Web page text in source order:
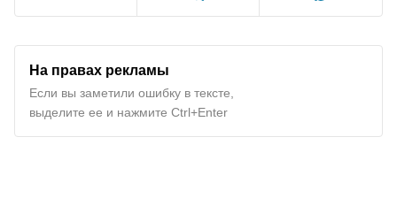
На правах рекламы
Если вы заметили ошибку в тексте,
выделите ее и нажмите Ctrl+Enter